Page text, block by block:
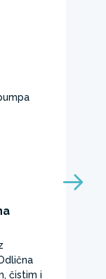
čistim i